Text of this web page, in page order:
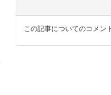
この記事についてのコメン